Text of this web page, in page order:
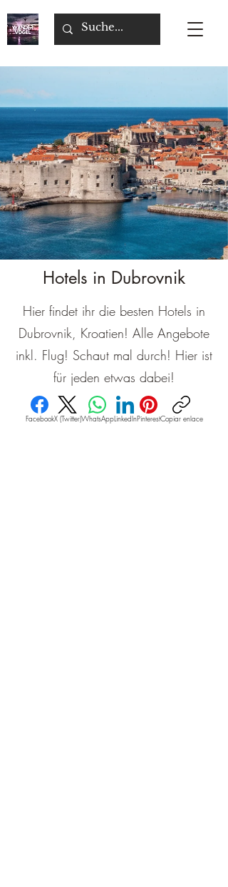
Hotels in Dubrovnik
Hier findet ihr die besten Hotels in
Dubrovnik, Kroatien! Alle Angebote
inkl. Flug! Schaut mal durch! Hier ist
für jeden etwas dabei!
FacebookX (Twitter)WhatsAppLinkedInPinterestCopiar enlace